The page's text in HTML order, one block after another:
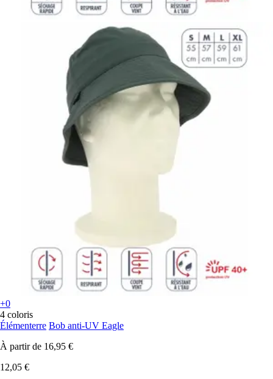
+0
4 coloris
Élémenterre Bob anti-UV Eagle
À partir de 16,95 €
12,05 €